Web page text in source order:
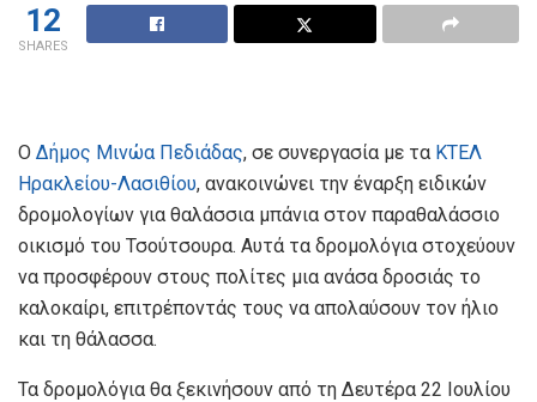
12
SHARES
Ο Δήμος Μινώα Πεδιάδας, σε συνεργασία με τα ΚΤΕΛ
Ηρακλείου-Λασιθίου, ανακοινώνει την έναρξη ειδικών
δρομολογίων για θαλάσσια μπάνια στον παραθαλάσσιο
οικισμό του Τσούτσουρα. Αυτά τα δρομολόγια στοχεύουν
να προσφέρουν στους πολίτες μια ανάσα δροσιάς το
καλοκαίρι, επιτρέποντάς τους να απολαύσουν τον ήλιο
και τη θάλασσα.
Τα δρομολόγια θα ξεκινήσουν από τη Δευτέρα 22 Ιουλίου